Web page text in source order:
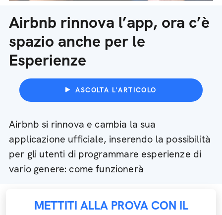
Airbnb rinnova l’app, ora c’è
spazio anche per le
Esperienze
ASCOLTA L'ARTICOLO
Airbnb si rinnova e cambia la sua
applicazione ufficiale, inserendo la possibilità
per gli utenti di programmare esperienze di
vario genere: come funzionerà
METTITI ALLA PROVA CON IL